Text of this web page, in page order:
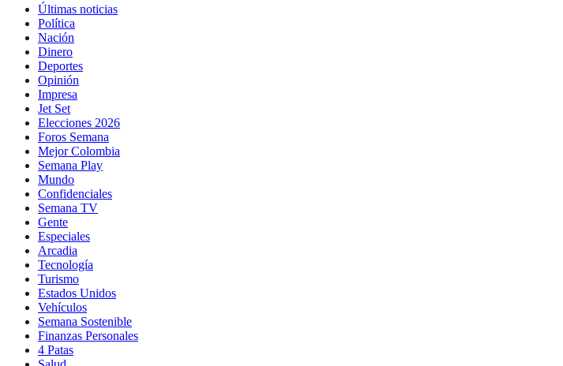
Últimas noticias
Política
Nación
Dinero
Deportes
Opinión
Impresa
Jet Set
Elecciones 2026
Foros Semana
Mejor Colombia
Semana Play
Mundo
Confidenciales
Semana TV
Gente
Especiales
Arcadia
Tecnología
Turismo
Estados Unidos
Vehículos
Semana Sostenible
Finanzas Personales
4 Patas